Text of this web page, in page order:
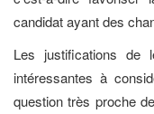
candidat ayant des
Les justifications de
intéressantes à
question très proche